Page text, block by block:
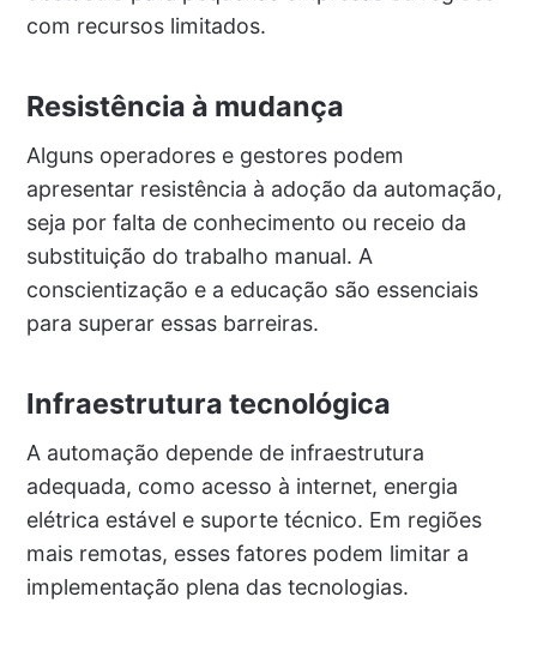
com recursos limitados.
Resistência à mudança
Alguns operadores e gestores podem
apresentar resistência à adoção da automação,
seja por falta de conhecimento ou receio da
substituição do trabalho manual. A
conscientização e a educação são essenciais
para superar essas barreiras.
Infraestrutura tecnológica
A automação depende de infraestrutura
adequada, como acesso à internet, energia
elétrica estável e suporte técnico. Em regiões
mais remotas, esses fatores podem limitar a
implementação plena das tecnologias.